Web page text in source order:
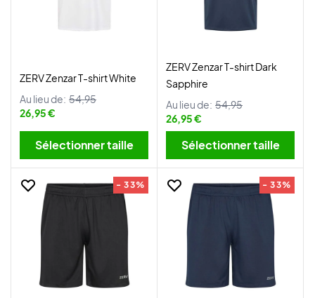
ZERV Zenzar T-shirt White
Au lieu de: 54,95
26,95 €
Sélectionner taille
ZERV Zenzar T-shirt Dark
Sapphire
Au lieu de: 54,95
26,95 €
Sélectionner taille
- 33% - 33%